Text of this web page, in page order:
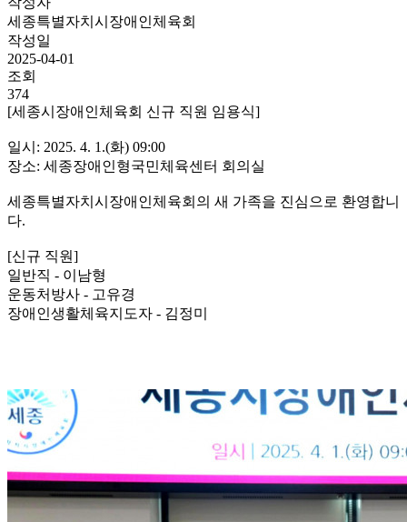
세종특별자치시장애인체육회
작성일
2025-04-01
조회
374
[세종시장애인체육회 신규 직원 임용식]
일시: 2025. 4. 1.(화) 09:00
장소: 세종장애인형국민체육센터 회의실
세종특별자치시장애인체육회의 새 가족을 진심으로 환영합니
다.
[신규 직원]
일반직 - 이남형
운동처방사 - 고유경
장애인생활체육지도자 - 김정미